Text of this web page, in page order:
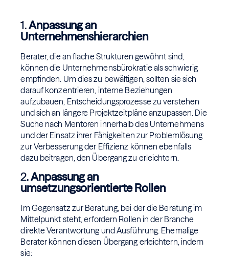
1.Anpassung an
Unternehmenshierarchien
Berater, die an flache Strukturen gewöhnt sind,
können die Unternehmensbürokratie als schwierig
empfinden. Um dies zu bewältigen, sollten sie sich
darauf konzentrieren, interne Beziehungen
aufzubauen, Entscheidungsprozesse zu verstehen
und sich an längere Projektzeitpläne anzupassen. Die
Suche nach Mentoren innerhalb des Unternehmens
und der Einsatz ihrer Fähigkeiten zur Problemlösung
zur Verbesserung der Effizienz können ebenfalls
dazu beitragen, den Übergang zu erleichtern.
2.Anpassung an
umsetzungsorientierte Rollen
Im Gegensatz zur Beratung, bei der die Beratung im
Mittelpunkt steht, erfordern Rollen in der Branche
direkte Verantwortung und Ausführung. Ehemalige
Berater können diesen Übergang erleichtern, indem
sie: